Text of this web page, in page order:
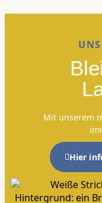
Mit unserem
Hier